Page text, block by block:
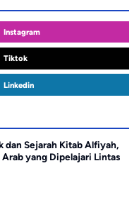
Instagram
Tiktok
Linkedin
dan Sejarah Kitab Alfiyah,
Arab yang Dipelajari Lintas